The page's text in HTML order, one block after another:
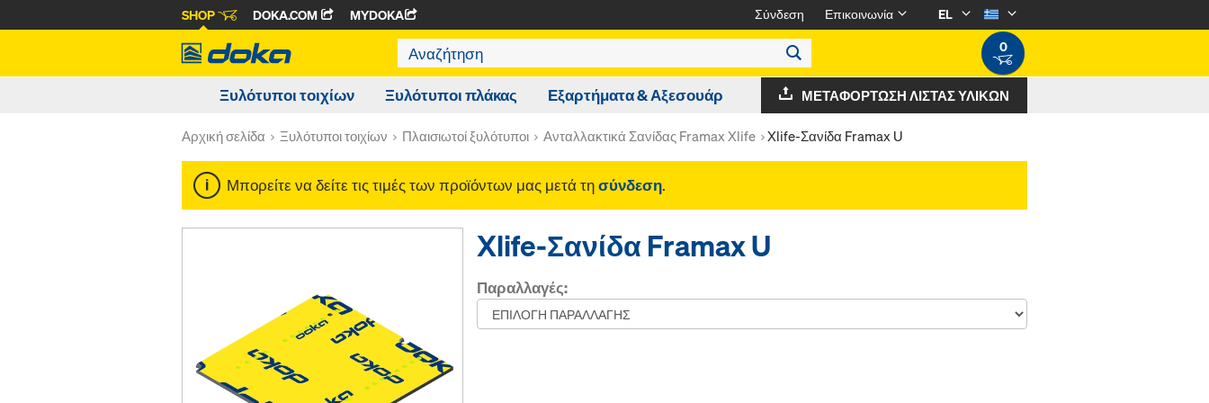
SHOP DOKA.COM MYDOKA Σύνδεση Επικοινωνία
EL
0
Ξυλότυποι τοιχίων Ξυλότυποι πλάκας Εξαρτήματα & Αξεσουάρ ΜΕΤΑΦΌΡΤΩΣΗ ΛΊΣΤΑΣ ΥΛΙΚΏΝ
Αρχική σελίδα Ξυλότυποι τοιχίων Πλαισιωτοί ξυλότυποι Ανταλλακτικά Σανίδας Framax Xlife Xlife-Σανίδα Framax U
Μπορείτε να δείτε τις τιμές των προϊόντων μας μετά τησύνδεση.
Xlife-Σανίδα Framax U
Παραλλαγές: